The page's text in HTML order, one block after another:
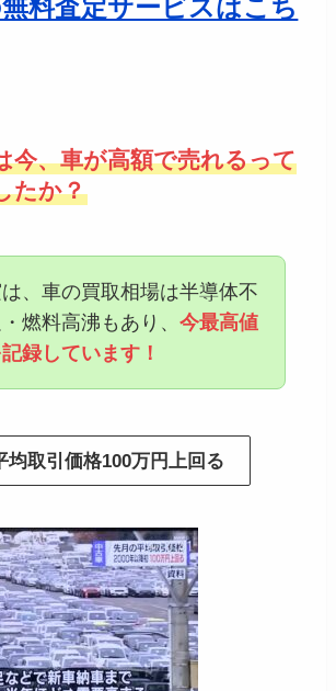
料査定サービスはこち
今、車が高額で売れるって
たか？
、車の買取相場は半導体不
・燃料高沸もあり、今最高値
録しています！
均取引価格100万円上回る